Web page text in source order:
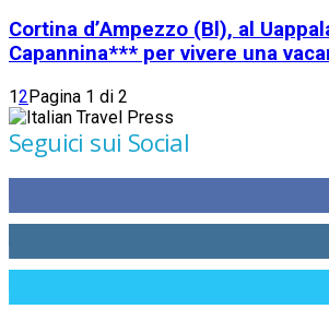
Cortina d’Ampezzo (Bl), al
Capannina*** per vivere una
12Pagina 1 di 2
Seguici sui Social